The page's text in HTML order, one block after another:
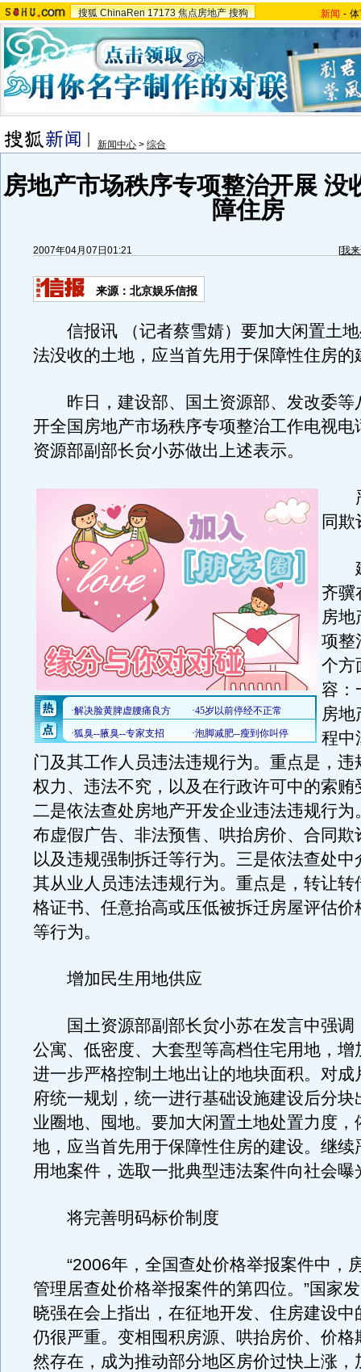
搜狐 ChinaRen 17173 焦点房地产 搜狗 新闻 -
新闻中心 > 综合
房地产市场秩序专项整治开展 没
障住房
2007年04月07日01:21 [我
来源：北京娱乐信报
信报讯 （记者蔡雪婧）要加大闲置土地
法没收的土地，应当首先用于保障性住房的
昨日，建设部、国土资源部、发改委等
开全国房地产市场秩序专项整治工作电视电
资源部副部长贠小苏做出上述表示。
严
同欺
建
齐骥
房地
项整
个方
容：
房地
程中
门及其工作人员违法违规行为。重点是，违
权力、违法不究，以及在行政许可中的索贿
二是依法查处房地产开发企业违法违规行为
布虚假广告、非法预售、哄抬房价、合同欺
以及违规强制拆迁等行为。三是依法查处中
其从业人员违法违规行为。重点是，转让转
格证书、任意抬高或压低被拆迁房屋评估价
等行为。
增加民生用地供应
国土资源部副部长贠小苏在发言中强调
公寓、低密度、大套型等高档住宅用地，增
进一步严格控制土地出让的地块面积。对成
府统一规划，统一进行基础设施建设后分块
业圈地、囤地。要加大闲置土地处置力度，
地，应当首先用于保障性住房的建设。继续
用地案件，选取一批典型违法案件向社会曝
将完善明码标价制度
“2006年，全国查处价格举报案件中，
管理居查处价格举报案件的第四位。”国家
晓强在会上指出，在征地开发、住房建设中
仍很严重。变相囤积房源、哄抬房价、价格
然存在，成为推动部分地区房价过快上涨，